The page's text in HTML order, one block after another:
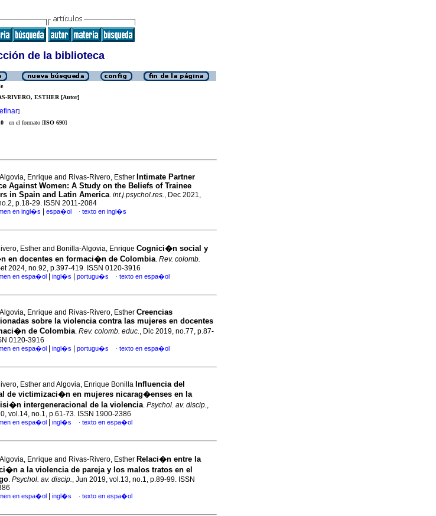
de la biblioteca
RIVERO, ESTHER [Autor]
]
en el formato [ISO 690]
Enrique and Rivas-Rivero, Esther Intimate Partner
Against Women: A Study on the Beliefs of Trainee
in Spain and Latin America. int.j.psychol.res., Dec 2021,
p.18-29. ISSN 2011-2084
en ingl�s espa�ol · texto en ingl�s
Esther and Bonilla-Algovia, Enrique Cognici�n social y
en docentes en formaci�n de Colombia. Rev. colomb.
2024, no.92, p.397-419. ISSN 0120-3916
en espa�ol ingl�s portugu�s · texto en espa�ol
Enrique and Rivas-Rivero, Esther Creencias
sobre la violencia contra las mujeres en docentes
de Colombia. Rev. colomb. educ., Dic 2019, no.77, p.87-
0120-3916
en espa�ol ingl�s portugu�s · texto en espa�ol
Esther and Algovia, Enrique Bonilla Influencia del
de victimizaci�n en mujeres nicarag�enses en la
intergeneracional de la violencia. Psychol. av. discip.,
vol.14, no.1, p.61-73. ISSN 1900-2386
en espa�ol ingl�s · texto en espa�ol
Enrique and Rivas-Rivero, Esther Relaci�n entre la
a la violencia de pareja y los malos tratos en el
. Psychol. av. discip., Jun 2019, vol.13, no.1, p.89-99. ISSN
en espa�ol ingl�s · texto en espa�ol